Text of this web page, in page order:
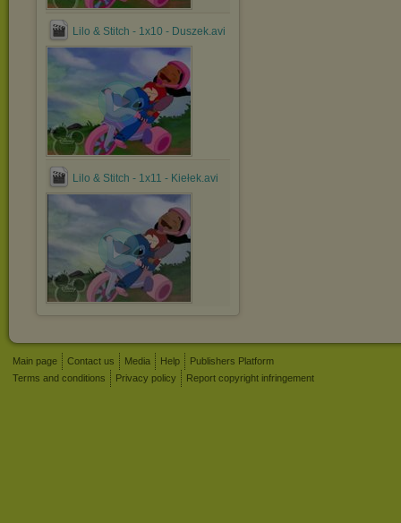
Lilo & Stitch - 1x10 - Duszek.avi
Lilo & Stitch - 1x11 - Kiełek.avi
Main page Contact us Media Help
Publishers Platform
Terms and conditions
Privacy policy Report copyright infringement